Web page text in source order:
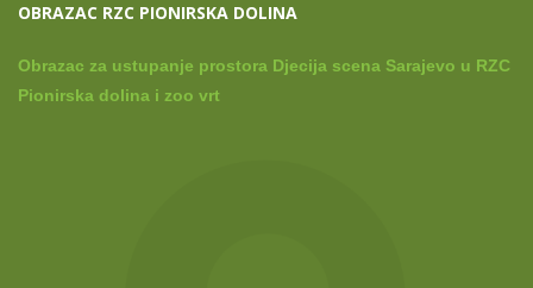
OBRAZAC RZC PIONIRSKA DOLINA
Obrazac za ustupanje prostora Djecija scena Sarajevo u RZC
Pionirska dolina i zoo vrt